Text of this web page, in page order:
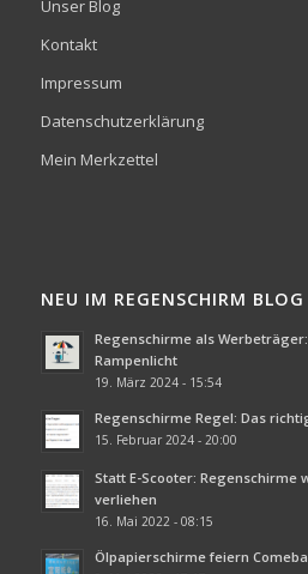
Unser Blog
Kontakt
Impressum
Datenschutzerklärung
Mein Merkzettel
NEU IM REGENSCHIRM BLOG
Regenschirme als
Rampenlicht
19. März 2024 - 15:54
Regenschirme Regel: Das
15. Februar 2024 - 20:00
Statt E-Scooter: Regenschirme
verliehen
16. Mai 2022 - 08:15
Ölpapierschirme feiern